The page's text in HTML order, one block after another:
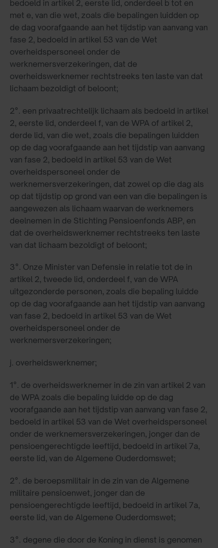
bedoeld in artikel 2, eerste lid, onderdeel b tot en
met e, van die wet, zoals die bepalingen luidden op
de dag voorafgaande aan het tijdstip van aanvang van
fase 2, bedoeld in artikel 53 van de Wet
overheidspersoneel onder de
werknemersverzekeringen, dat de
overheidswerknemer rechtstreeks ten laste van dat
lichaam bezoldigt of beloont;
2°. een privaatrechtelijk lichaam als bedoeld in artikel
2, eerste lid, onderdeel f, van de WPA of artikel 2,
derde lid, van die wet, zoals die bepalingen luidden
op de dag voorafgaande aan het tijdstip van aanvang
van fase 2, bedoeld in artikel 53 van de Wet
overheidspersoneel onder de
werknemersverzekeringen, dat zowel op die dag als
op dat tijdstip op grond van een van die bepalingen is
aangewezen als lichaam waarvan de werknemers
deelnemen in de Stichting Pensioenfonds ABP, en
dat de overheidswerknemer rechtstreeks ten laste
van dat lichaam bezoldigt of beloont;
3°. Onze Minister van Defensie in relatie tot de in
artikel 2, tweede lid, onderdeel f, van de WPA
uitgezonderde personen, zoals die bepaling luidde
op de dag voorafgaande aan het tijdstip van aanvang
van fase 2, bedoeld in artikel 53 van de Wet
overheidspersoneel onder de
werknemersverzekeringen;
j. overheidswerknemer;
1°. de overheidswerknemer in de zin van artikel 2 van
de WPA zoals die bepaling luidde op de dag
voorafgaande aan het tijdstip van aanvang van fase 2,
bedoeld in artikel 53 van de Wet overheidspersoneel
onder de werknemersverzekeringen, jonger dan de
pensioengerechtigde leeftijd, bedoeld in artikel 7a,
eerste lid, van de Algemene Ouderdomswet;
2°. de beroepsmilitair in de zin van de Algemene
militaire pensioenwet, jonger dan de
pensioengerechtigde leeftijd, bedoeld in artikel 7a,
eerste lid, van de Algemene Ouderdomswet;
3°. degene die door de Koning in dienst is genomen